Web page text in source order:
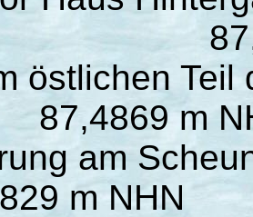
östlichen Teil
m
am
m NHN